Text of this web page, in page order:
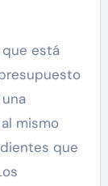
mismo
que